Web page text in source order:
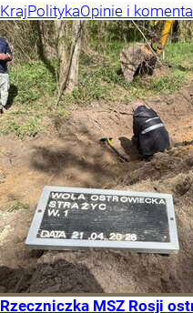
KrajPolitykaOpinie i
Rzeczniczka MSZ Rosji